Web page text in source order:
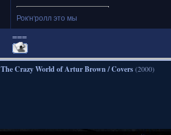
Рок'н'ролл это мы
===
The Crazy World of Artur Brown / Covers(2000)